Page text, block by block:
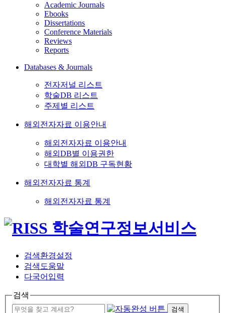
Academic Journals
Ebooks
Dissertations
Conference Materials
Reviews
Reports
Databases & Journals
전자저널 리스트
학술DB 리스트
주제별 리스트
해외전자자료 이용안내
해외전자자료 이용안내
해외DB별 이용권한
대학별 해외DB 구독현황
해외전자자료 통계
해외전자자료 통계
검색환경설정
검색도움말
다국어입력
검색
검색